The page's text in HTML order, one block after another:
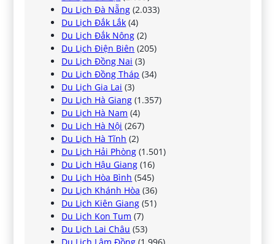
Du Lịch Đà Nẵng (2.033)
Du Lịch Đắk Lắk (4)
Du Lịch Đắk Nông (2)
Du Lịch Điện Biên (205)
Du Lịch Đồng Nai (3)
Du Lịch Đồng Tháp (34)
Du Lịch Gia Lai (3)
Du Lịch Hà Giang (1.357)
Du Lịch Hà Nam (4)
Du Lịch Hà Nội (267)
Du Lịch Hà Tĩnh (2)
Du Lịch Hải Phòng (1.501)
Du Lịch Hậu Giang (16)
Du Lịch Hòa Bình (545)
Du Lịch Khánh Hòa (36)
Du Lịch Kiên Giang (51)
Du Lịch Kon Tum (7)
Du Lịch Lai Châu (53)
Du Lịch Lâm Đồng (1.996)